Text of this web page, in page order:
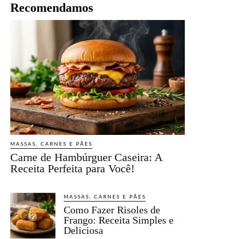
Recomendamos
MASSAS, CARNES E PÃES
Carne de Hambúrguer Caseira: A
Receita Perfeita para Você!
MASSAS, CARNES E PÃES
Como Fazer Risoles de
Frango: Receita Simples e
Deliciosa